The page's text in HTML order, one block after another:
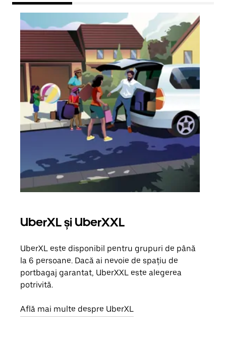
UberXL și UberXXL
UberXL este disponibil pentru grupuri de până
la 6 persoane. Dacă ai nevoie de spațiu de
portbagaj garantat, UberXXL este alegerea
potrivită.
Află mai multe despre UberXL